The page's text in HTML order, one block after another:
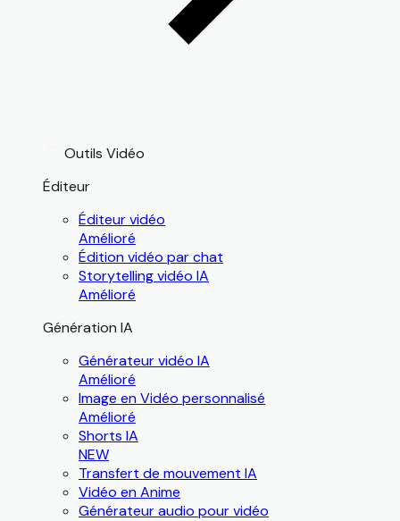
Outils Vidéo
Éditeur
Éditeur vidéo
Amélioré
Édition vidéo par chat
Storytelling vidéo IA
Amélioré
Génération IA
Générateur vidéo IA
Amélioré
Image en Vidéo personnalisé
Amélioré
Shorts IA
NEW
Transfert de mouvement IA
Vidéo en Anime
Générateur audio pour vidéo